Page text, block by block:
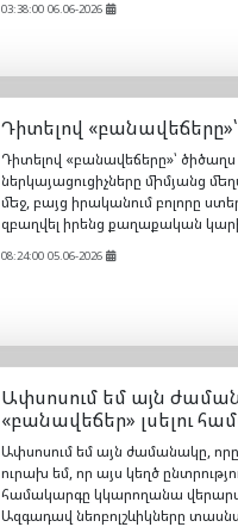
03:38:00 06.06-2026
Դիտելով
Դիտելով «բանավեճերը»՝ ծիծաղս
ներկայացուցիչները միմյանց
մեջ, բայց իրականում բոլորը
զբաղվել իրենց քաղաքական
08:24:00 05.06-2026
Ափսոսում եմ այն
«բանավեճեր» լսելու
Ափսոսում եմ այն ժամանակը,
ուրախ եմ, որ այս կեղծ
համակարգը կկարողանա
Ազգադավ նեոբոլշևիկները